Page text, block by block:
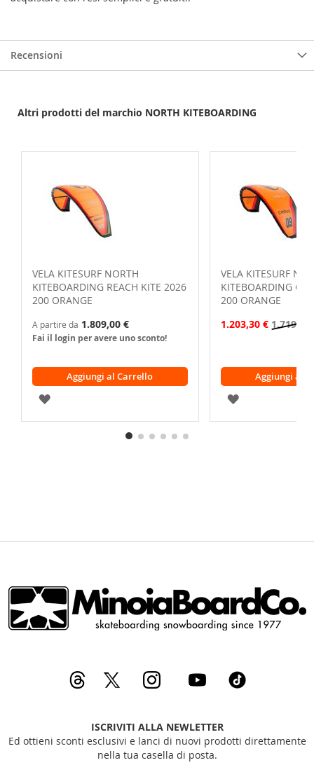
Recensioni
Altri prodotti del marchio NORTH KITEBOARDING
VELA KITESURF NORTH
KITEBOARDING REACH KITE 2026
200 ORANGE
A partire da 1.809,00 €
Fai il login per avere uno sconto!
Aggiungi al Carrello
AGGIUNGI
ALLA
VELA KITESURF
KITEBOARDING
200 ORANGE
1.203,30 € 1.719,00
Aggiungi al
AGGIUNGI
ALLA
ISCRIVITI ALLA NEWLETTER
Ed ottieni sconti esclusivi e lanci di nuovi prodotti direttamente
nella tua casella di posta.